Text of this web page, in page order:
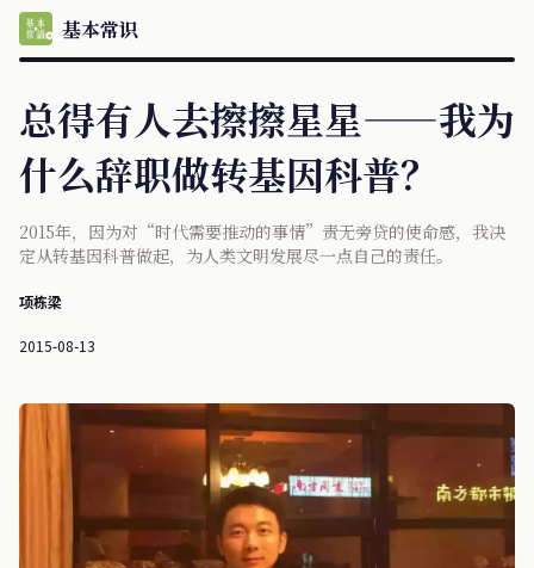
基本常识
总得有人去擦擦星星——我为
什么辞职做转基因科普？
2015年，因为对“时代需要推动的事情”责无旁贷的使命感，我决
定从转基因科普做起，为人类文明发展尽一点自己的责任。
项栋梁
2015-08-13